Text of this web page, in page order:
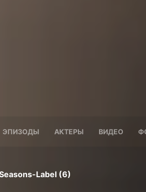
ЭПИЗОДЫ АКТЕРЫ ВИДЕО
Label (6)